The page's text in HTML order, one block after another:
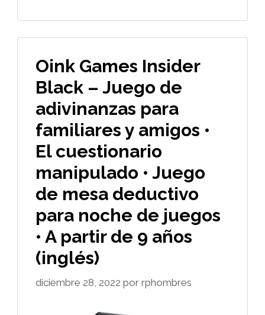
Oink Games Insider
Black – Juego de
adivinanzas para
familiares y amigos •
El cuestionario
manipulado • Juego
de mesa deductivo
para noche de juegos
• A partir de 9 años
(inglés)
diciembre 28, 2022 por rphombres